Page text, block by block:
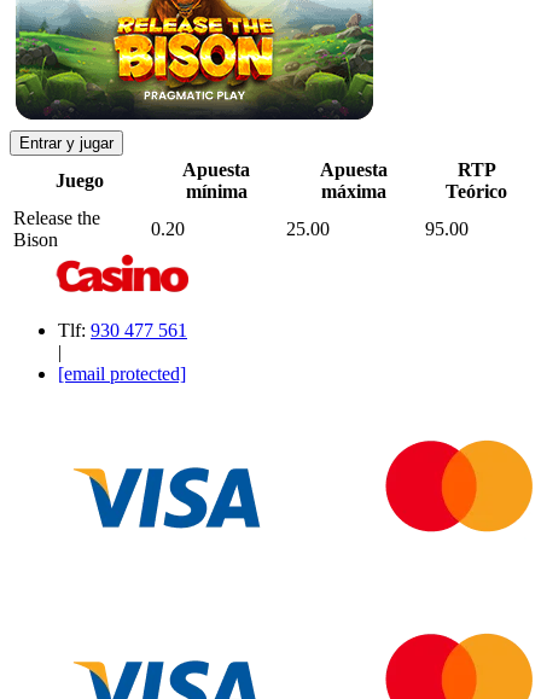
Entrar y jugar
Juego
Apuesta
mínima
Apuesta
máxima
RTP
Teórico
Release the
Bison
0.20 25.00 95.00
Tlf: 930 477 561
|
[email protected]